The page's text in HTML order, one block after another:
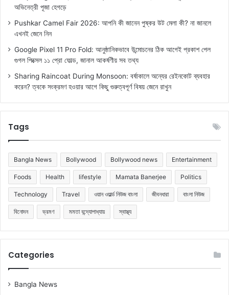
অভিনেত্রী পূজা হেগড়ে
Pushkar Camel Fair 2026: আপনি কী জানেন পুষ্কর উট মেলা কী? না জানলে
এখনই জেনে নিন
Google Pixel 11 Pro Fold: আনুষ্ঠানিকভাবে উন্মোচনের ঠিক আগেই প্রকাশ পেল
গুগল পিক্সেল ১১ প্রো ফোল্ড, জানাল আকর্ষণীয় সব তথ্য
Sharing Raincoat During Monsoon: বর্ষাকালে অন্যের রেইনকোট ব্যবহার
করেন? ত্বকে সংক্রমণ হওয়ার আগে কিছু গুরুত্বপূর্ণ বিষয় জেনে রাখুন
Tags
Bangla News Bollywood Bollywood news Entertainment
Foods Health lifestyle Mamata Banerjee Politics
Technology Travel ওয়ান ওয়ার্ল্ড নিউজ বাংলা জীবনধারা বাংলা নিউজ
বিনোদন ভ্রমণ মমতা বন্দ্যোপাধ্যায় স্বাস্থ্য
Categories
Bangla News